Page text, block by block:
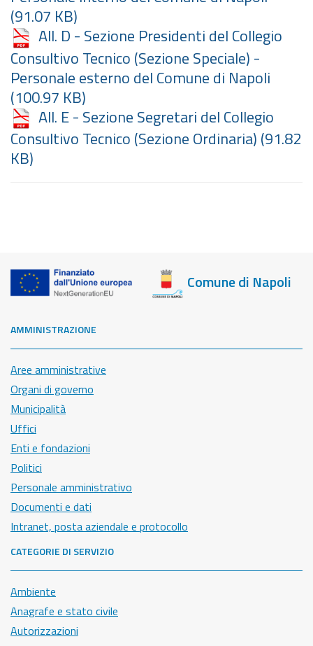
(91.07 KB)
All. D - Sezione Presidenti del Collegio
Consultivo Tecnico (Sezione Speciale) -
Personale esterno del Comune di Napoli
(100.97 KB)
All. E - Sezione Segretari del Collegio
Consultivo Tecnico (Sezione Ordinaria) (91.82
KB)
Comune di Napoli
AMMINISTRAZIONE
Aree amministrative
Organi di governo
Municipalità
Uffici
Enti e fondazioni
Politici
Personale amministrativo
Documenti e dati
Intranet, posta aziendale e protocollo
CATEGORIE DI SERVIZIO
Ambiente
Anagrafe e stato civile
Autorizzazioni